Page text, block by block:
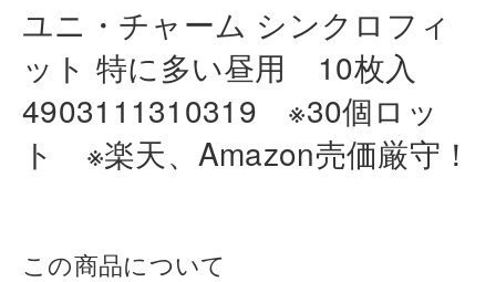
ユニ・チャーム シンクロフィ
ット 特に多い昼用 10枚入
4903111310319 ※30個ロッ
ト ※楽天、Amazon売価厳守！
この商品について